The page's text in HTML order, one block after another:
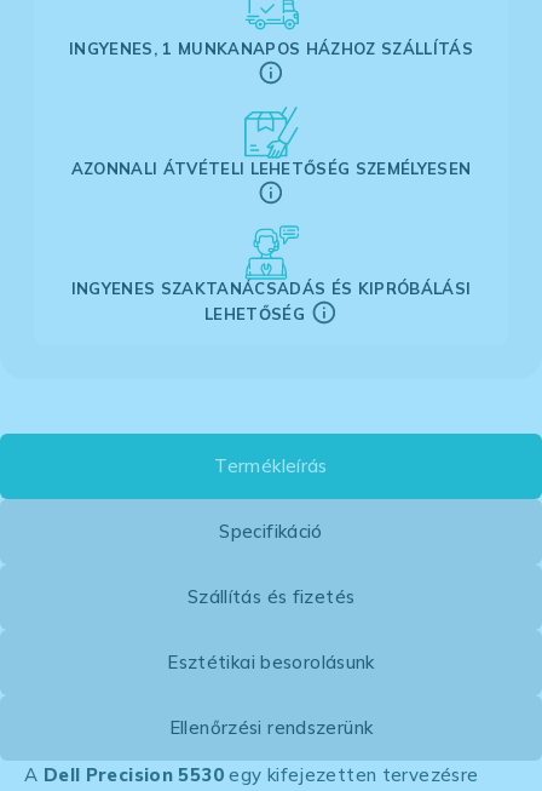
INGYENES, 1 MUNKANAPOS HÁZHOZ SZÁLLÍTÁS
AZONNALI ÁTVÉTELI LEHETŐSÉG SZEMÉLYESEN
INGYENES SZAKTANÁCSADÁS ÉS KIPRÓBÁLÁSI
LEHETŐSÉG
Termékleírás
Specifikáció
Szállítás és fizetés
Esztétikai besorolásunk
Ellenőrzési rendszerünk
A Dell Precision 5530egy kifejezetten tervezésre